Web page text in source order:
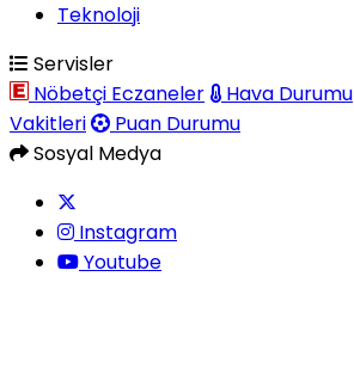
Teknoloji
Servisler
Nöbetçi Eczaneler
Hava Durumu
Vakitleri
Puan Durumu
Sosyal Medya
Instagram
Youtube